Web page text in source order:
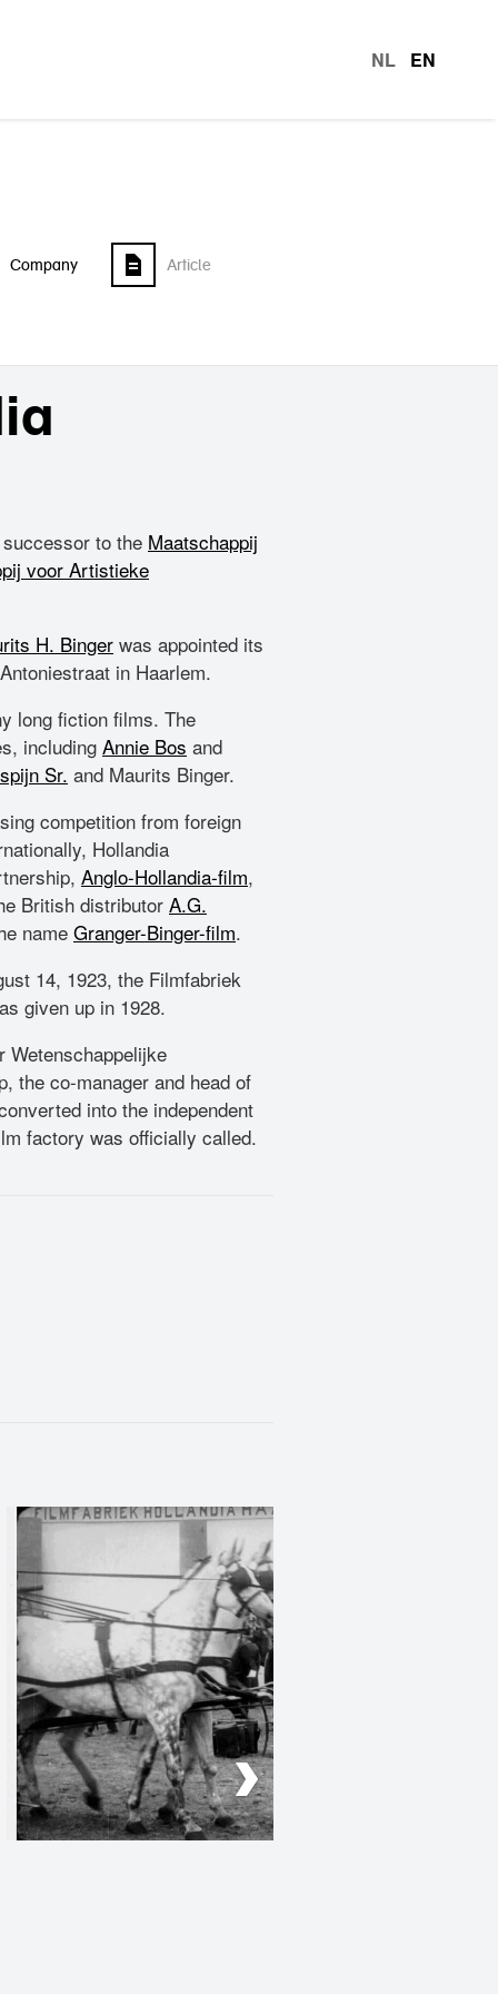
NL EN
Company Article
to the Maatschappij
voor Artistieke
H. Binger was appointed its
in Haarlem.
long fiction films. The
including Annie Bos and
Sr. and Maurits Binger.
competition from foreign
Hollandia
Anglo-Hollandia-film,
British distributor A.G.
nameGranger-Binger-film.
14, 1923, the Filmfabriek
given up in 1928.
Wetenschappelijke
the co-manager and head of
into the independent
factory was officially called.